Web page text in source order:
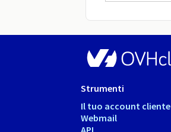
Strumenti
Il tuo account cliente
Webmail
API